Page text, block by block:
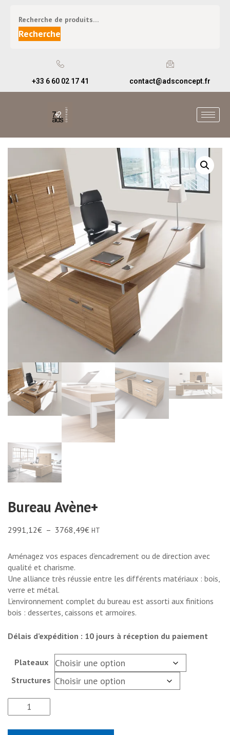
Recherche
+33 6 60 02 17 41 contact@adsconcept.fr
Bureau Avène+
2991,12€ – 3768,49€ HT
Aménagez vos espaces d’encadrement ou de direction avec
qualité et charisme.
Une alliance très réussie entre les différents matériaux : bois,
verre et métal.
L’environnement complet du bureau est assorti aux finitions
bois : dessertes, caissons et armoires.
Délais d’expédition : 10 jours à réception du paiement
Plateaux
Structures